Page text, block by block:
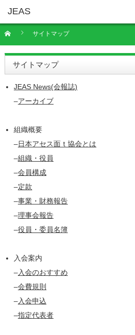
サイトマップ
サイトマップ
JEAS News(会報誌)
–アーカイブ
組織概要
–日本アセス面ｔ協会とは
–組織・役員
–会員構成
–定款
–事業・財務報告
–理事会報告
–役員・委員名簿
入会案内
–入会のおすすめ
–会費規則
–入会申込
–指定代表者